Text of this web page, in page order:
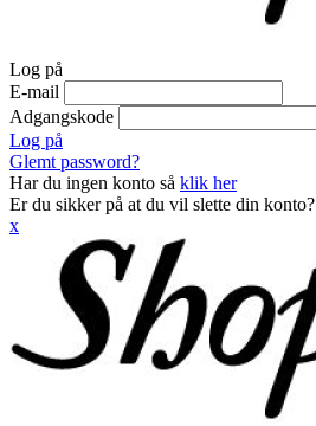
Log på
E-mail
Adgangskode
Log på
Glemt password?
Har du ingen konto så klik her
Er du sikker på at du vil slette din konto?
x